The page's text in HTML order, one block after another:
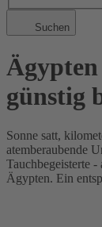
Suchen
günstig
Sonne satt,
atemberaubende
Tauchbegeisterte
Ägypten. Ein